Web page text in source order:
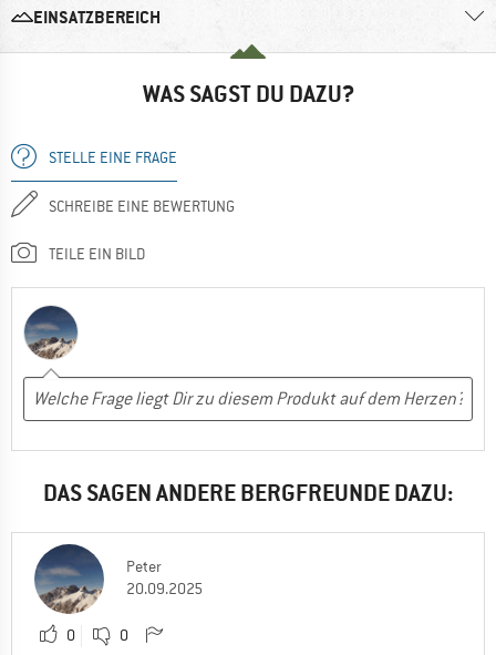
EINSATZBEREICH
WAS SAGST DU DAZU?
STELLE EINE FRAGE
SCHREIBE EINE BEWERTUNG
TEILE EIN BILD
DAS SAGEN ANDERE BERGFREUNDE DAZU:
Peter
20.09.2025
0 0